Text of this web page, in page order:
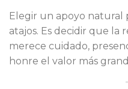
Elegir un apoyo natural
atajos. Es decidir que la
merece cuidado,
honre el valor más